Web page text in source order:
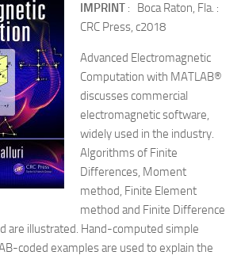
IMPRINT : Boca Raton, Fla. :
CRC Press, c2018
Advanced Electromagnetic
Computation with MATLAB®
discusses commercial
electromagnetic software,
widely used in the industry.
Algorithms of Finite
Differences, Moment
method, Finite Element
method and Finite Difference
are illustrated. Hand-computed simple
coded examples are used to explain the